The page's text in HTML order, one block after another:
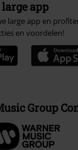
large app
large app en
en voordelen!
Group